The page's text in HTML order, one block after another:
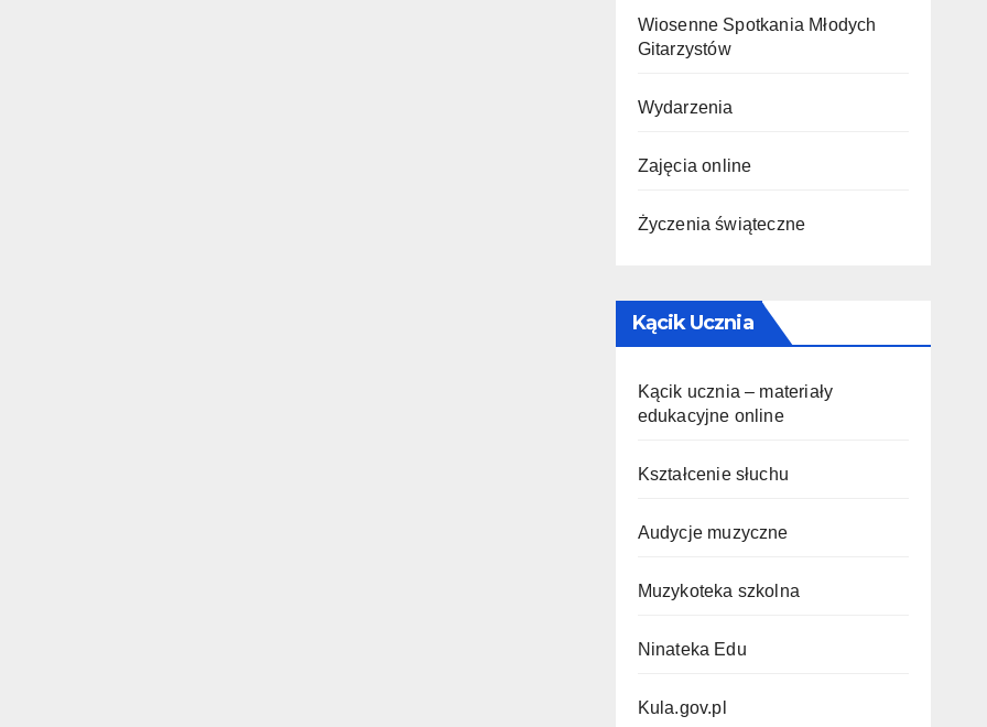
Wiosenne Spotkania Młodych
Gitarzystów
Wydarzenia
Zajęcia online
Życzenia świąteczne
Kącik Ucznia
Kącik ucznia – materiały
edukacyjne online
Kształcenie słuchu
Audycje muzyczne
Muzykoteka szkolna
Ninateka Edu
Kula.gov.pl